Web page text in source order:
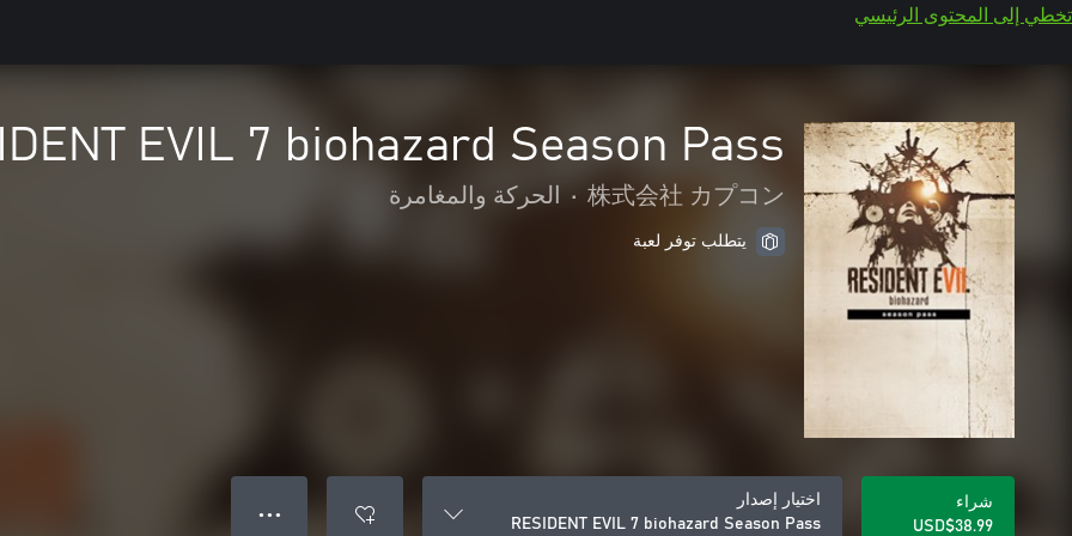
تخطي إلى المحتوى الرئيسي
EVIL 7 biohazard Season Pass
株式会社 カプコン
• الحركة والمغامرة
يتطلب توفر لعبة
شراء
USD$38.99
اختيار إصدار
RESIDENT EVIL 7 biohazard Season Pass
● ● ●